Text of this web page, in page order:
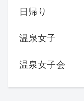
日帰り
温泉女子
温泉女子会